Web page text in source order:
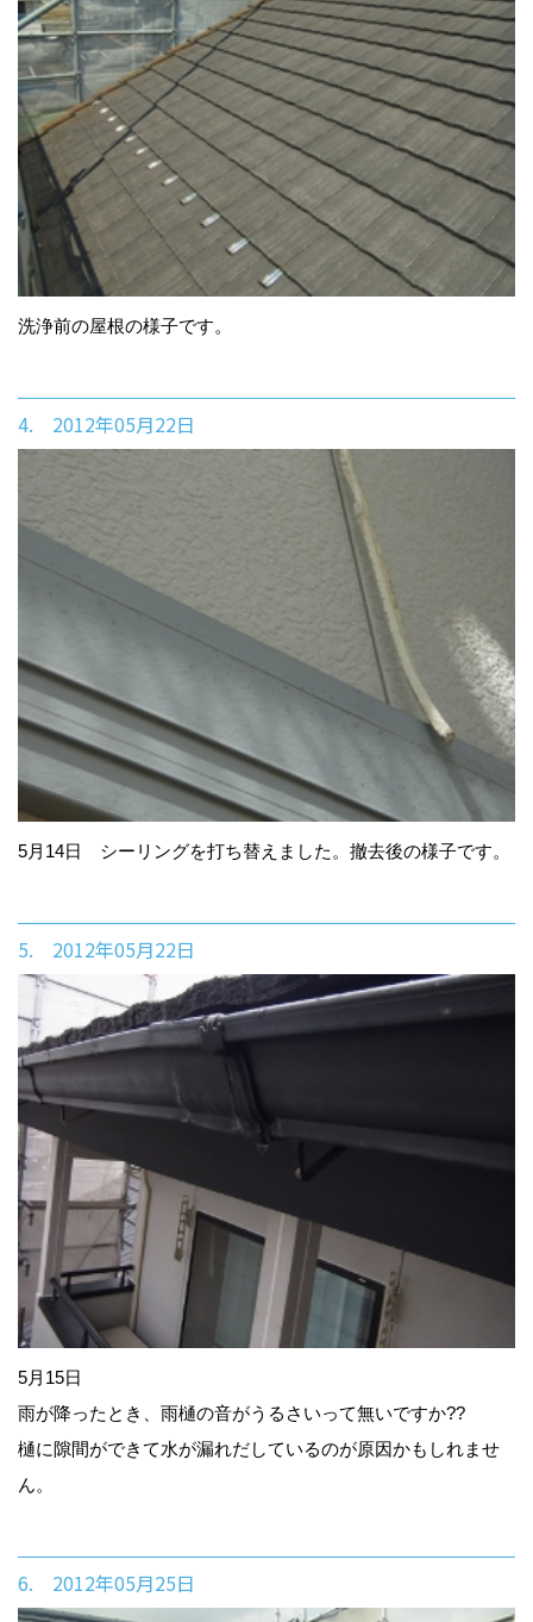
洗浄前の屋根の様子です。
4. 2012年05月22日
5月14日 シーリングを打ち替えました。撤去後の様子です。
5. 2012年05月22日
5月15日
雨が降ったとき、雨樋の音がうるさいって無いですか??
樋に隙間ができて水が漏れだしているのが原因かもしれませ
ん。
6. 2012年05月25日